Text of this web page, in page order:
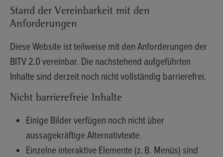
Stand der Vereinbarkeit mit den
Anforderungen
Diese Website istteilweise mit den Anforderungen der
BITV 2.0vereinbar. Die nachstehend aufgeführten
Inhalte sind derzeit noch nicht vollständig barrierefrei.
Nicht barrierefreie Inhalte
Einige Bilder verfügen noch nicht über
aussagekräftige Alternativtexte.
Einzelne interaktive Elemente (z. B. Menüs) sind